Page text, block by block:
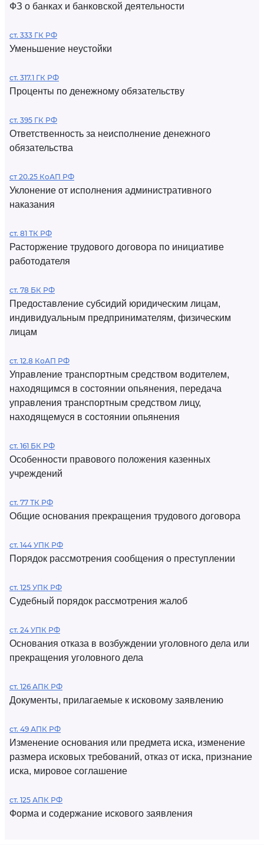
ФЗ о банках и банковской деятельности
ст. 333 ГК РФ
Уменьшение неустойки
ст. 317.1 ГК РФ
Проценты по денежному обязательству
ст. 395 ГК РФ
Ответственность за неисполнение денежного
обязательства
ст 20.25 КоАП РФ
Уклонение от исполнения административного
наказания
ст. 81 ТК РФ
Расторжение трудового договора по инициативе
работодателя
ст. 78 БК РФ
Предоставление субсидий юридическим лицам,
индивидуальным предпринимателям, физическим
лицам
ст. 12.8 КоАП РФ
Управление транспортным средством водителем,
находящимся в состоянии опьянения, передача
управления транспортным средством лицу,
находящемуся в состоянии опьянения
ст. 161 БК РФ
Особенности правового положения казенных
учреждений
ст. 77 ТК РФ
Общие основания прекращения трудового договора
ст. 144 УПК РФ
Порядок рассмотрения сообщения о преступлении
ст. 125 УПК РФ
Судебный порядок рассмотрения жалоб
ст. 24 УПК РФ
Основания отказа в возбуждении уголовного дела или
прекращения уголовного дела
ст. 126 АПК РФ
Документы, прилагаемые к исковому заявлению
ст. 49 АПК РФ
Изменение основания или предмета иска, изменение
размера исковых требований, отказ от иска, признание
иска, мировое соглашение
ст. 125 АПК РФ
Форма и содержание искового заявления